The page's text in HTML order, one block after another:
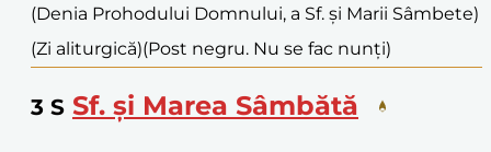
(Denia Prohodului Domnului, a Sf. și Marii Sâmbete)
(Zi aliturgică)(Post negru. Nu se fac nunți)
3 S Sf. și Marea Sâmbătă